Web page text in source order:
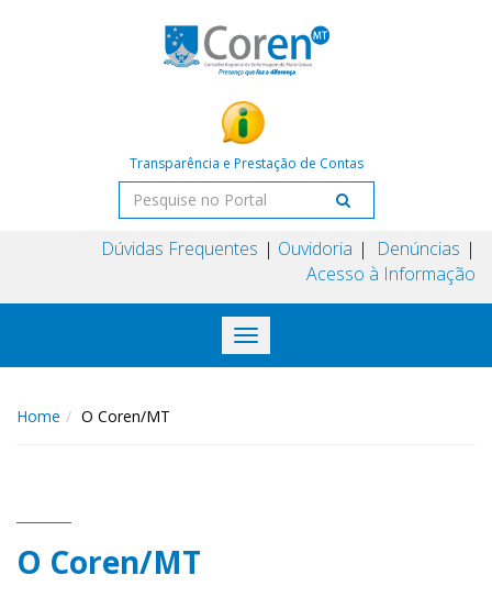
Transparência e Prestação de Contas
Dúvidas Frequentes Ouvidoria
Denúncias
Acesso à Informação
Toggle
navigation
Home O Coren/MT
O Coren/MT